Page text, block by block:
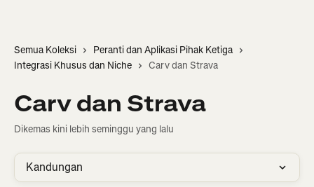
Semua Koleksi
Peranti dan Aplikasi Pihak Ketiga
Integrasi Khusus dan Niche
Carv dan Strava
Carv dan Strava
Dikemas kini lebih seminggu yang lalu
Kandungan